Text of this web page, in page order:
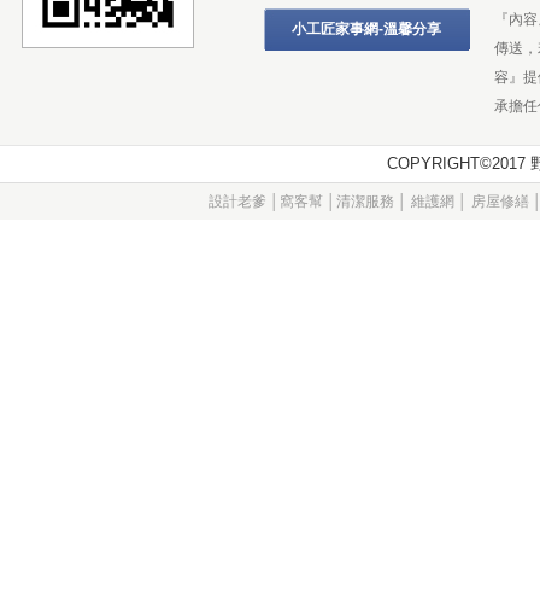
小工匠家事網-溫馨分享
『內
傳送
容』
承擔
設計老爹 窩客幫 清潔服務 維護網 房屋修繕